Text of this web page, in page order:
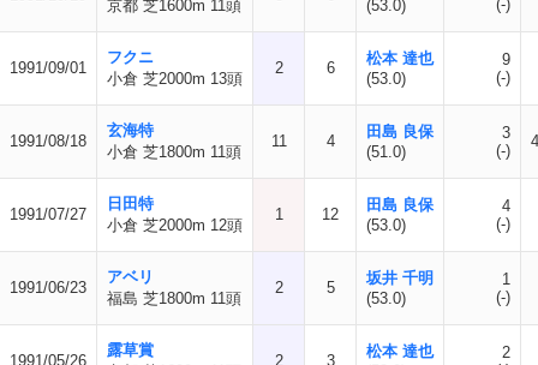
京都 芝1600m 11頭
(53.0)
(-)
1991/09/01
フクニ
小倉 芝2000m 13頭
2 6
松本 達也
(53.0)
9
(-)
1991/08/18
玄海特
小倉 芝1800m 11頭
11 4
田島 良保
(51.0)
3
(-)
1991/07/27
日田特
小倉 芝2000m 12頭
1 12
田島 良保
(53.0)
4
(-)
1991/06/23
アベリ
福島 芝1800m 11頭
2 5
坂井 千明
(53.0)
1
(-)
1991/05/26
露草賞
2 3
松本 達也
2